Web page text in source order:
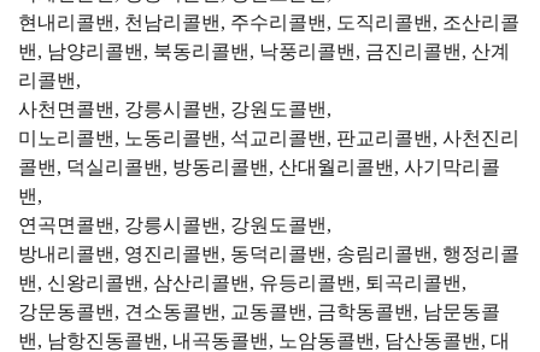
현내리콜밴, 천남리콜밴, 주수리콜밴, 도직리콜밴, 조산리콜
밴, 남양리콜밴, 북동리콜밴, 낙풍리콜밴, 금진리콜밴, 산계
리콜밴,
사천면콜밴, 강릉시콜밴, 강원도콜밴,
미노리콜밴, 노동리콜밴, 석교리콜밴, 판교리콜밴, 사천진리
콜밴, 덕실리콜밴, 방동리콜밴, 산대월리콜밴, 사기막리콜
밴,
연곡면콜밴, 강릉시콜밴, 강원도콜밴,
방내리콜밴, 영진리콜밴, 동덕리콜밴, 송림리콜밴, 행정리콜
밴, 신왕리콜밴, 삼산리콜밴, 유등리콜밴, 퇴곡리콜밴,
강문동콜밴, 견소동콜밴, 교동콜밴, 금학동콜밴, 남문동콜
밴, 남항진동콜밴, 내곡동콜밴, 노암동콜밴, 담산동콜밴, 대